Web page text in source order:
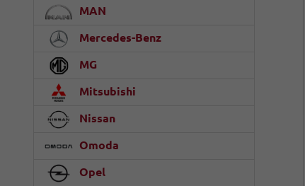
MAN
Mercedes-Benz
MG
Mitsubishi
Nissan
Omoda
Opel